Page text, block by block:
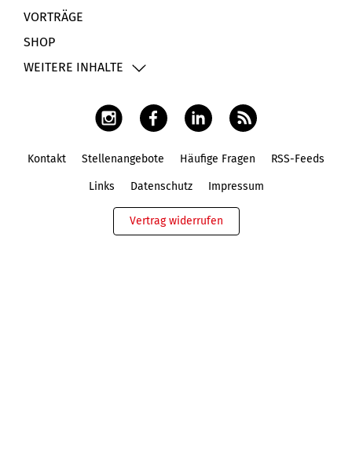
VORTRÄGE
SHOP
WEITERE INHALTE
Kontakt Stellenangebote Häufige Fragen RSS-Feeds
Links Datenschutz Impressum
Vertrag widerrufen